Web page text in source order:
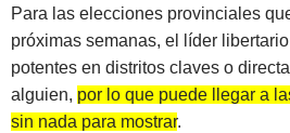
Para las elecciones provinciales
próximas semanas, el líder
potentes en distritos claves o
alguien, por lo que puede llegar a
sin nada para mostrar.